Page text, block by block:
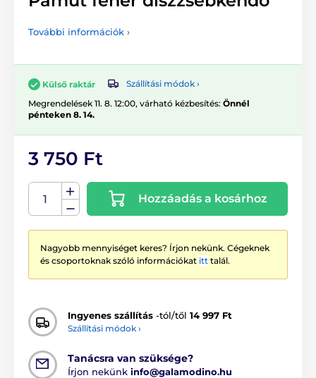
További információk ›
Külső raktár
Szállítási módok ›
Megrendelések 11. 8. 12:00, várható kézbesítés: Önnél
pénteken 8. 14.
3 750 Ft
Hozzáadás a kosárhoz
Nagyobb mennyiséget keres? Írjon nekünk. Cégeknek
és csoportoknak szóló információkat itt talál.
Ingyenes szállítás -tól/től 14 997 Ft
Szállítási módok ›
Tanácsra van szüksége?
Írjon nekünk info@galamodino.hu